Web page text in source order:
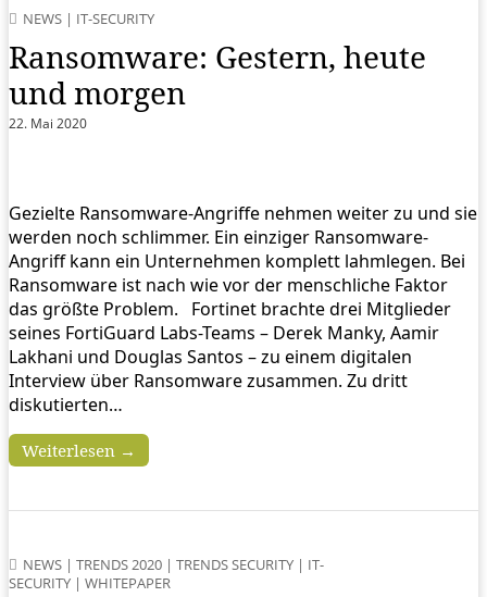
NEWS | IT-SECURITY
Ransomware: Gestern, heute
und morgen
22. Mai 2020
Gezielte Ransomware-Angriffe nehmen weiter zu und sie
werden noch schlimmer. Ein einziger Ransomware-
Angriff kann ein Unternehmen komplett lahmlegen. Bei
Ransomware ist nach wie vor der menschliche Faktor
das größte Problem. Fortinet brachte drei Mitglieder
seines FortiGuard Labs-Teams – Derek Manky, Aamir
Lakhani und Douglas Santos – zu einem digitalen
Interview über Ransomware zusammen. Zu dritt
diskutierten…
Weiterlesen →
NEWS | TRENDS 2020 | TRENDS SECURITY | IT-
SECURITY | WHITEPAPER